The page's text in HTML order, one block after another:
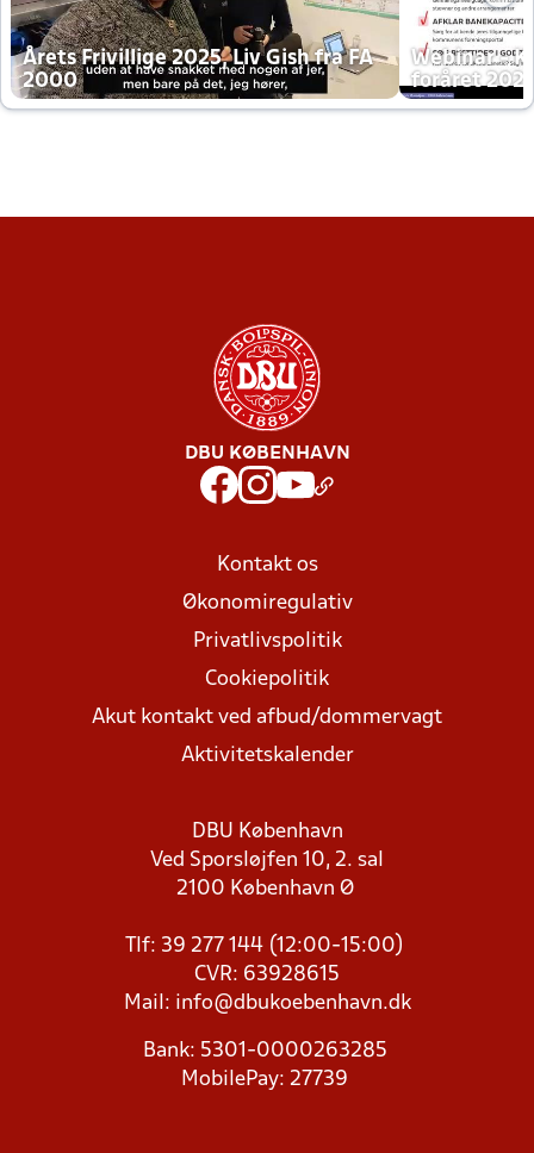
Årets Frivillige 2025, Liv Gish fra FA
2000
Webinar -
foråret
DBU KØBENHAVN
Kontakt os
Økonomiregulativ
Privatlivspolitik
Cookiepolitik
Akut kontakt ved afbud/dommervagt
Aktivitetskalender
DBU København
Ved Sporsløjfen 10, 2. sal
2100 København Ø
Tlf: 39 277 144 (12:00-15:00)
CVR: 63928615
Mail: info@dbukoebenhavn.dk
Bank: 5301-0000263285
MobilePay: 27739